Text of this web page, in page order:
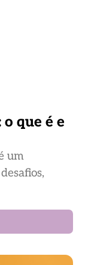
que é e
um